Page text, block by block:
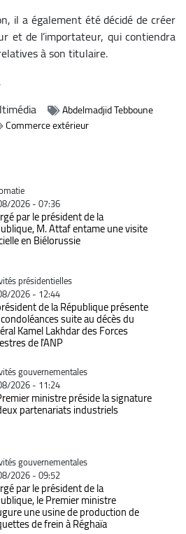
il a également été décidé de créer
et de l’importateur, qui contiendra
à son titulaire.
Abdelmadjid Tebboune
Commerce extérieur
2026 - 07:36
par le président de la
M. Attaf entame une visite
en Biélorussie
présidentielles
2026 - 12:44
de la République présente
suite au décès du
Kamel Lakhdar des Forces
de l'ANP
gouvernementales
2026 - 11:24
ministre préside la signature
partenariats industriels
gouvernementales
2026 - 09:52
par le président de la
le Premier ministre
une usine de production de
de frein à Réghaïa